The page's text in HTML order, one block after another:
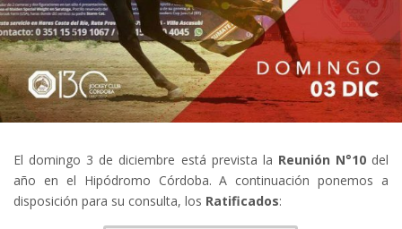
El domingo 3 de diciembre está prevista la Reunión N°10del
año en el Hipódromo Córdoba. A continuación ponemos a
disposición para su consulta, los Ratificados: